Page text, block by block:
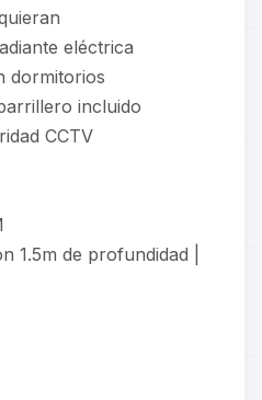
eléctrica
dormitorios
incluido
CCTV
1.5m de profundidad |